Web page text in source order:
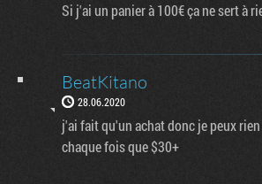
Si j'ai un panier à 100€ ça ne sert à
BeatKitano
28.06.2020
j'ai fait qu'un achat donc je peux
chaque fois que $30+